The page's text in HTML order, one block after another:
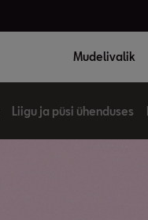
Mudelivalik
Liigu ja püsi ühenduses